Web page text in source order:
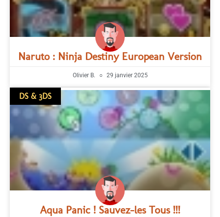
Naruto : Ninja Destiny European Version
Olivier B. 29 janvier 2025
DS & 3DS
Aqua Panic ! Sauvez-les Tous !!!